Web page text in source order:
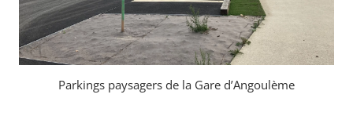
Parkings paysagers de la Gare d’Angoulème